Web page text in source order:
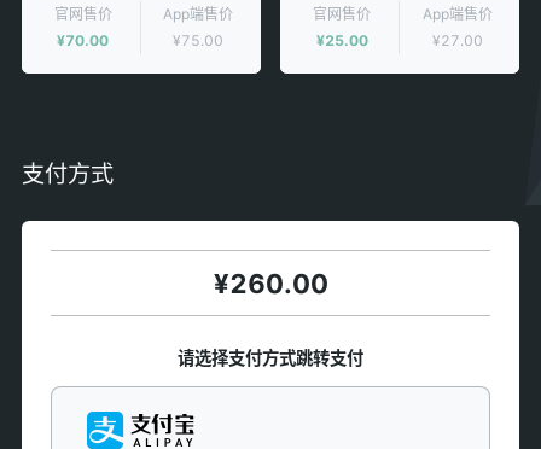
官网售价
¥70.00
App端售价
¥75.00
官网售价
¥25.00
App端售价
¥27.00
支付方式
¥260.00
请选择支付方式跳转支付